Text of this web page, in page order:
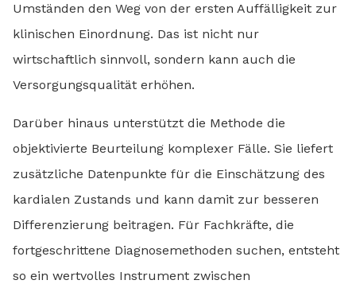
Umständen den Weg von der ersten Auffälligkeit zur
klinischen Einordnung. Das ist nicht nur
wirtschaftlich sinnvoll, sondern kann auch die
Versorgungsqualität erhöhen.
Darüber hinaus unterstützt die Methode die
objektivierte Beurteilung komplexer Fälle. Sie liefert
zusätzliche Datenpunkte für die Einschätzung des
kardialen Zustands und kann damit zur besseren
Differenzierung beitragen. Für Fachkräfte, die
fortgeschrittene Diagnosemethoden suchen, entsteht
so ein wertvolles Instrument zwischen